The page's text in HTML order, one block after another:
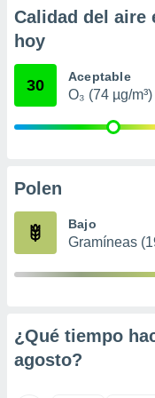
u
datos
momento
en
de
datos
Calidad del aire
hoy
30 Aceptable
O₃ (74 µg/m³)
Polen
Bajo
Gramíneas
¿Qué tiempo
agosto?